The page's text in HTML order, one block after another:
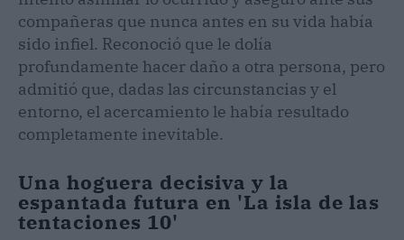
compañeras que nunca antes en su vida había
sido infiel. Reconoció que le dolía
profundamente hacer daño a otra persona, pero
admitió que, dadas las circunstancias y el
entorno, el acercamiento le había resultado
completamente inevitable.
Una hoguera decisiva y la
espantada futura en 'La isla de las
tentaciones 10'